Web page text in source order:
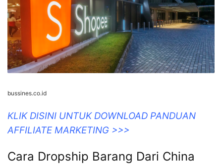
bussines.co.id
KLIK DISINI UNTUK DOWNLOAD PANDUAN
AFFILIATE MARKETING >>>
Cara Dropship Barang Dari China